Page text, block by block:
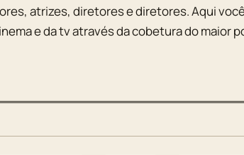
atrizes, diretores e diretores. Aqui
e da tv através da cobetura do maior